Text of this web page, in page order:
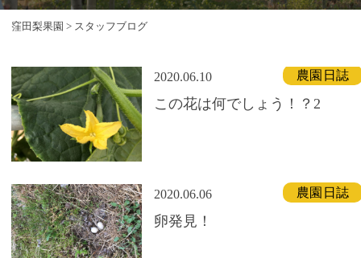
窪田梨果園 > スタッフブログ
2020.06.10 農園日誌
この花は何でしょう！？2
2020.06.06 農園日誌
卵発見！